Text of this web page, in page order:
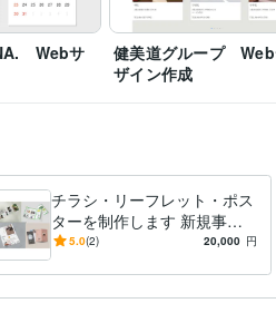
Webサ
健美道グループ
ザイン作成
チラシ・リーフレット・ポス
ターを制作します 新規事
業、リニューアルに♫個人、
5.0(2) 20,000 円